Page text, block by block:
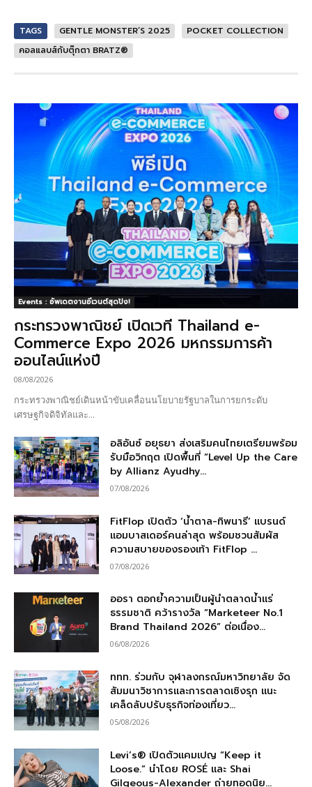
TAGS GENTLE MONSTER’S 2025
POCKET COLLECTION
คอลแลบส์กับตุ๊กตา BRATZ®
Events : อัพเดตงานอีเวนต์สุดปัง!
กระทรวงพาณิชย์ เปิดเวที Thailand e-
Commerce Expo 2026 มหกรรมการค้า
ออนไลน์แห่งปี
08/08/2026
กระทรวงพาณิชย์เดินหน้าขับเคลื่อนนโยบายรัฐบาลในการยกระดับ
เศรษฐกิจดิจิทัลและ...
อลิอันซ์ อยุธยา ส่งเสริมคนไทยเตรียมพร้อม
รับมือวิกฤต เปิดพื้นที่ “Level Up the Care
by Allianz Ayudhy...
07/08/2026
FitFlop เปิดตัว ‘น้ำตาล-ทิพนารี’ แบรนด์
แอมบาสเดอร์คนล่าสุด พร้อมชวนสัมผัส
ความสบายของรองเท้า FitFlop ...
07/08/2026
ออรา ตอกย้ำความเป็นผู้นำตลาดน้ำแร่
ธรรมชาติ คว้ารางวัล “Marketeer No.1
Brand Thailand 2026” ต่อเนื่อง...
06/08/2026
ททท. ร่วมกับ จุฬาลงกรณ์มหาวิทยาลัย จัด
สัมมนาวิชาการและการตลาดเชิงรุก แนะ
เคล็ดลับปรับธุรกิจท่องเที่ยว...
05/08/2026
Levi’s® เปิดตัวแคมเปญ “Keep it
Loose.” นำโดย ROSÉ และ Shai
Gilgeous-Alexander ถ่ายทอดนิย...